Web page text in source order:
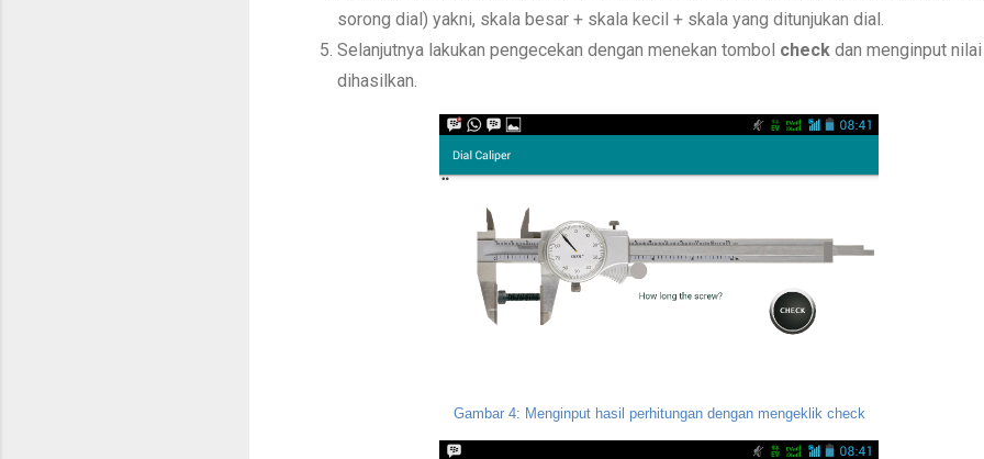
sorong dial) yakni, skala besar + skala kecil + skala yang ditunjukan dial.
Selanjutnya lakukan pengecekan dengan menekan tombol check dan menginput
dihasilkan.
Gambar 4: Menginput hasil perhitungan dengan mengeklik check